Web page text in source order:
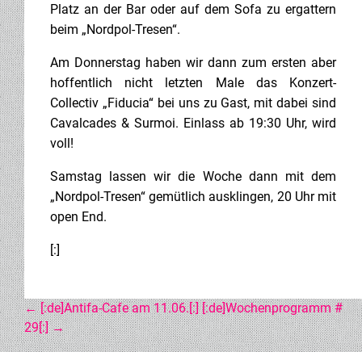
Platz an der Bar oder auf dem Sofa zu ergattern
beim „Nordpol-Tresen“.
Am Donnerstag haben wir dann zum ersten aber
hoffentlich nicht letzten Male das Konzert-
Collectiv „Fiducia“ bei uns zu Gast, mit dabei sind
Cavalcades & Surmoi. Einlass ab 19:30 Uhr, wird
voll!
Samstag lassen wir die Woche dann mit dem
„Nordpol-Tresen“ gemütlich ausklingen, 20 Uhr mit
open End.
[:]
POST
←[:de]Antifa-Cafe am 11.06.[:] [:de]Wochenprogramm #
29[:]→